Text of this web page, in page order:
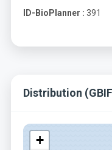
ID-BioPlanner : 391
Distribution
+